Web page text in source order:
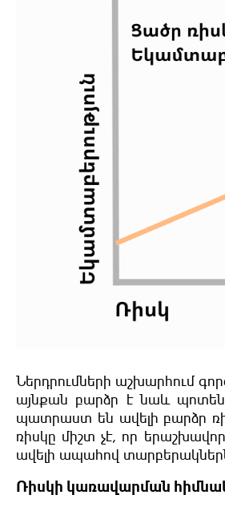
Ներդրումների աշխարհում
այնքան բարձր է նաև
պատրաստ են ավելի բարձր
ռիսկը միշտ չէ, որ
ավելի ապահով
Ռիսկի կառավարման